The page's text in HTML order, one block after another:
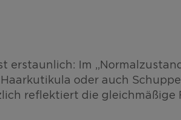
erstaunlich: Im
oder auch
reflektiert die gleichmäßige